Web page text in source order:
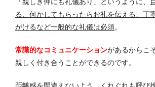
る、何かしてもらったらお礼を伝える、丁
がけるなど一般的な礼儀は必須。
常識的なコミュニケーションがあるからこ
親しく付き合うことができるのです。
距離感を間違えないよう、くれぐれも呼び